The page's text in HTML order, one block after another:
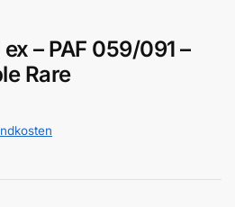
– PAF 059/091 –
Rare